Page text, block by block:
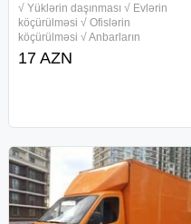
√ Yüklərin daşınması √ Evlərin
köçürülməsi √ Ofislərin
köçürülməsi √ Anbarların
köçürülməsi √ Mebellərin Sökülüb
Bükülərək daşınmasi və
17 AZN